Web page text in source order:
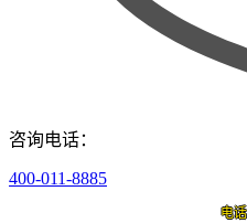
咨询电话：
400-011-8885
电